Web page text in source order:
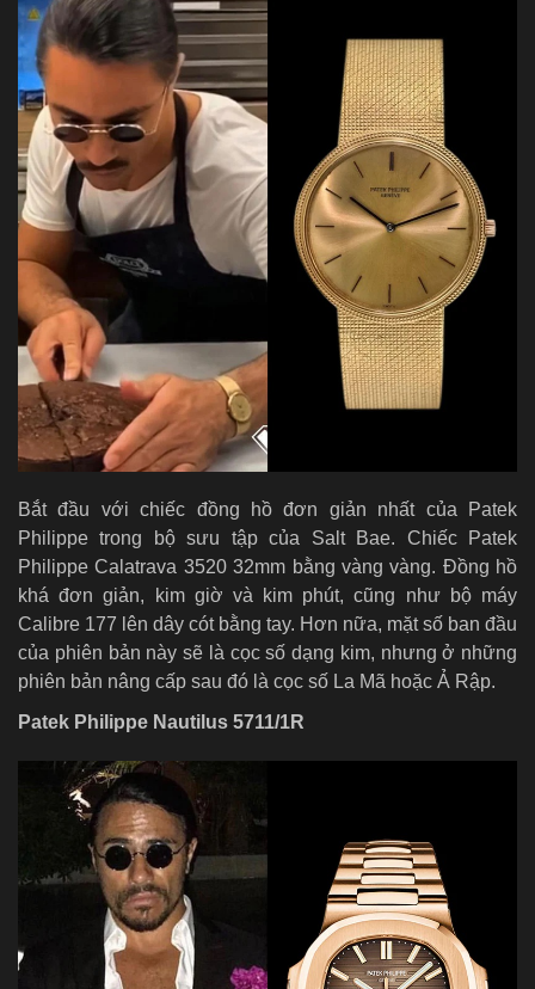
Bắt đầu với chiếc đồng hồ đơn giản nhất của Patek
Philippe trong bộ sưu tập của Salt Bae. Chiếc Patek
Philippe Calatrava 3520 32mm bằng vàng vàng. Đồng hồ
khá đơn giản, kim giờ và kim phút, cũng như bộ máy
Calibre 177 lên dây cót bằng tay. Hơn nữa, mặt số ban đầu
của phiên bản này sẽ là cọc số dạng kim, nhưng ở những
phiên bản nâng cấp sau đó là cọc số La Mã hoặc Ả Rập.
Patek Philippe Nautilus 5711/1R